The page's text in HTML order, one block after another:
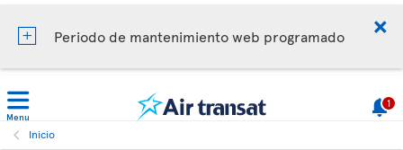
Periodo de mantenimiento web programado
Menu
1
Inicio